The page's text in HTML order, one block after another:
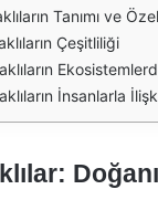
Tanımı ve
Çeşitliliği
İnsanlarla